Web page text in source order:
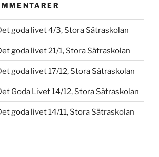
goda livet 4/3, Stora Sätraskolan
goda livet 21/1, Stora Sätraskolan
goda livet 17/12, Stora Sätraskolan
Goda Livet 14/12, Stora Sätraskolan
goda livet 14/11, Stora Sätraskolan